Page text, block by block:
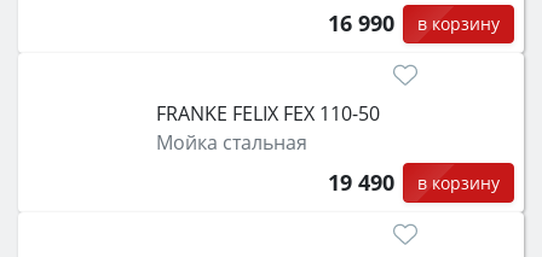
16 990 в корзину
FRANKE FELIX FEX 110-50
Мойка стальная
19 490 в корзину